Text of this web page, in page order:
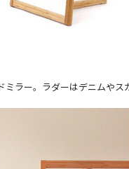
ラー。ラダーはデニムや